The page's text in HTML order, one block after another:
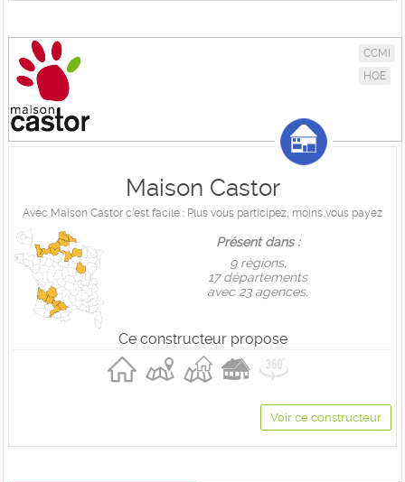
CCMI
HQE
Maison Castor
Avec Maison Castor c’est facile : Plus vous participez, moins vous payez
Présent dans :
9 règions,
17 départements
avec 23 agences.
Ce constructeur propose
Voir ce constructeur